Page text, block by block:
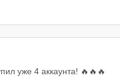
уже 4 аккаунта! 🔥🔥🔥